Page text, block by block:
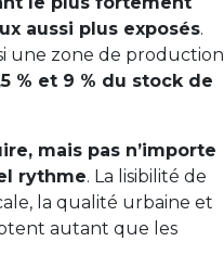
aussi plus exposés.
une zone de production
% et 9 % du stock de
mais pas n’importe
rythme. La lisibilité de
la qualité urbaine et
autant que les